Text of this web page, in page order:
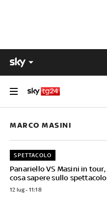
MARCO MASINI
Panariello VS Masini in tour,
cosa sapere sullo spettacolo
SPETTACOLO
12 lug - 11:18